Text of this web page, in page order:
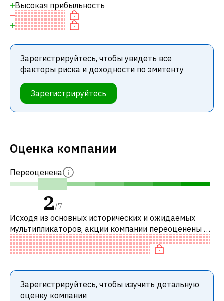
Высокая прибыльность
Зарегистрируйтесь, чтобы увидеть все
факторы риска и доходности по эмитенту
Зарегистрируйтесь
Оценка компании
Переоценена
2/7
Исходя из основных исторических и ожидаемых
мультипликаторов, акции компании переоценены по
сравнению с аналогичными компаниями. В
частности, акция компании разумно оцене
Зарегистрируйтесь, чтобы изучить детальную
оценку компании